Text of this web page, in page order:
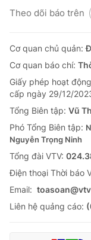
Theo dõi báo trên
Cơ quan chủ quản:
Cơ quan báo chí:
Giấy phép hoạt
cấp ngày 29/12/
Tổng Biên tập: Vũ
Phó Tổng Biên tập:
Nguyễn Trọng Ninh
Tổng đài VTV:
Ðiện thoại Thời báo
Email:
Liên hệ quảng cáo: